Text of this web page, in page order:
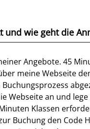
und wie geht die
Angebote. 45
meine Webseite
an und
Klassen
Buchung den Code